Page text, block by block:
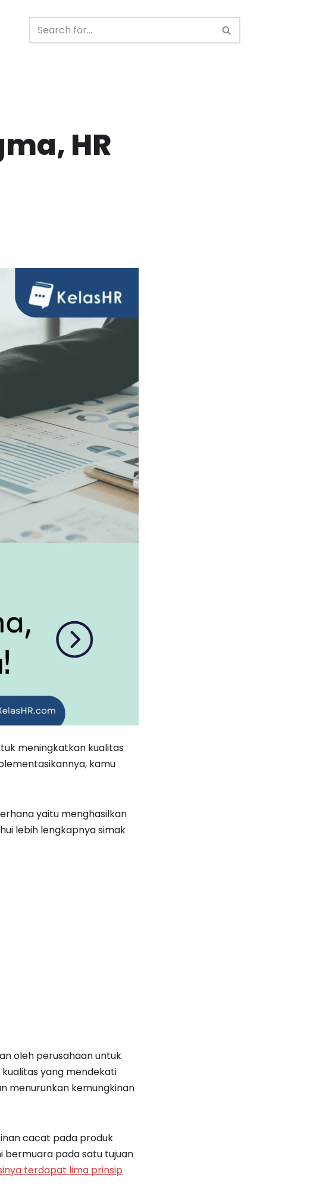
HR
meningkatkan kualitas
kamu
yaitu menghasilkan
lebih lengkapnya simak
oleh perusahaan untuk
yang mendekati
menurunkan kemungkinan
cacat pada produk
bermuara pada satu tujuan
terdapat lima prinsip